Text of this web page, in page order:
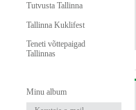
Tutvusta Tallinna
Tallinna Kuklifest
Teneti võttepaigad
Tallinnas
Minu album